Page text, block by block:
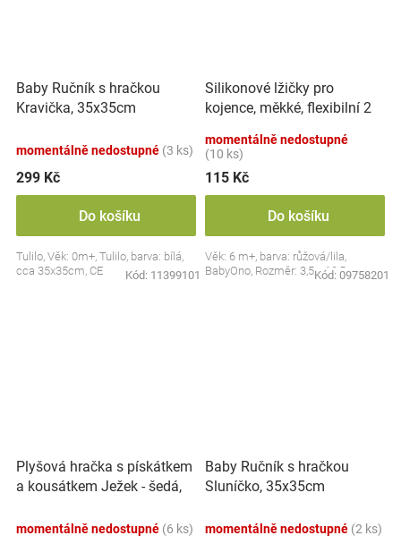
Baby Ručník s hračkou
Kravička, 35x35cm
momentálně nedostupné (3 ks)
299 Kč
Do košíku
Tulilo, Věk: 0m+, Tulilo, barva: bílá,
cca 35x35cm, CE
Kód: 11399101
Silikonové lžičky pro
kojence, měkké, flexibilní 2
momentálně nedostupné
(10 ks)
115 Kč
Do košíku
Věk: 6 m+, barva: růžová/lila,
BabyOno, Rozměr: 3,5 x 10,5 cm
Kód: 09758201
Plyšová hračka s pískátkem
a kousátkem Ježek - šedá,
momentálně nedostupné (6 ks)
Baby Ručník s hračkou
Sluníčko, 35x35cm
momentálně nedostupné (2 ks)